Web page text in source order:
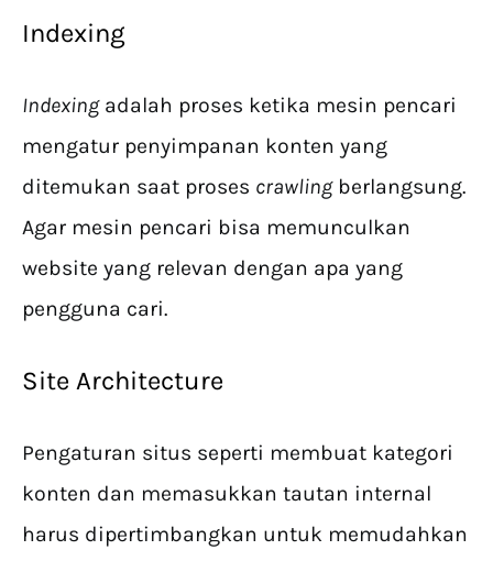
Indexing
Indexingadalah proses ketika mesin pencari
mengatur penyimpanan konten yang
ditemukan saat proses crawlingberlangsung.
Agar mesin pencari bisa memunculkan
website yang relevan dengan apa yang
pengguna cari.
Site Architecture
Pengaturan situs seperti membuat kategori
konten dan memasukkan tautan internal
harus dipertimbangkan untuk memudahkan